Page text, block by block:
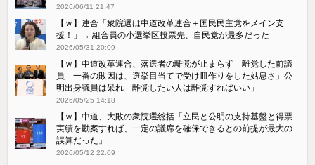
2026/06/11 21:47
【ｗ】連合「衆院選は中道改革連合＋国民民主党をメイン支
援！」→ 組合員の小選挙区投票先、自民党が最多だった
2026/05/31 20:09
【ｗ】中道改革連合、落選者の離党が止まらず 離党した前議
員「一番の敗因は、選挙目当てで受け皿作りをした姑息さ」公
明出身議員は呆れ「離党したい人は離党すればいい」
2026/05/25 14:18
【ｗ】中道、大敗の衆院選総括「立民と公明の支持基盤と得票
実績を勘案すれば、一定の議席を確保できるとの前提が最大の
誤算だった」
2026/05/12 22:09